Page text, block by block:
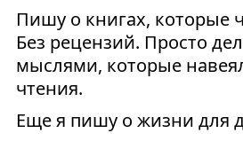
Пишу о книгах, которые
Без рецензий. Просто
мыслями, которые
чтения.
Еще я пишу о жизни для